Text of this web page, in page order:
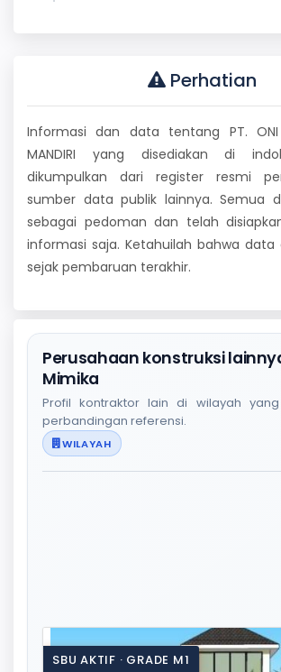
Perhatian
Informasi dan data tentang PT. ONI
MANDIRI yang disediakan di
dikumpulkan dari register resmi
sumber data publik lainnya. Semua
sebagai pedoman dan telah
informasi saja. Ketahuilah bahwa
sejak pembaruan terakhir.
Perusahaan konstruksi
Mimika
Profil kontraktor lain di wilayah
perbandingan referensi.
WILAYAH
SBU AKTIF · GRADE M1